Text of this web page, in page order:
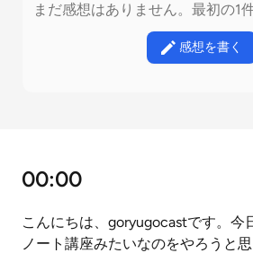
まだ感想はありません。最初の1
感想を書く
00:00
こんにちは、goryugocastです。今
ノート講座みたいなのをやろうと